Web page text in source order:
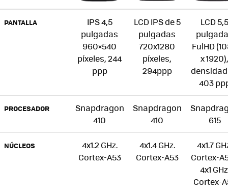
PANTALLA
IPS 4,5
pulgadas
960×540
píxeles, 244
ppp
LCD IPS de 5
pulgadas
720x1280
píxeles,
294ppp
LCD 5,5
FulHD
x 1920),
403
PROCESADOR
Snapdragon
410
Snapdragon
410
615
NÚCLEOS
4x1.2 GHz.
Cortex-A53
4x1.4 GHz.
Cortex-A53
4x1.7
Cortex-
4x1
Cortex-